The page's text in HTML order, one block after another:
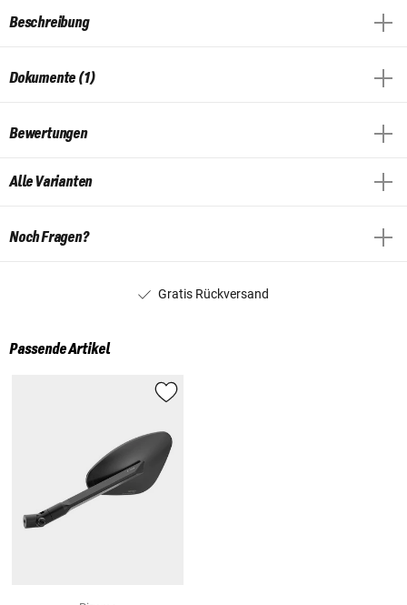
Beschreibung
Dokumente (1)
Bewertungen
Alle Varianten
Noch Fragen?
Gratis Rückversand
Passende Artikel